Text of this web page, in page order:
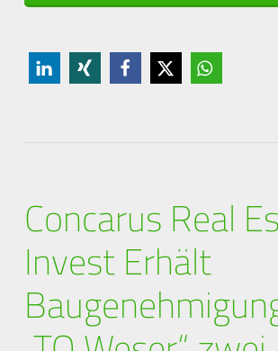
Concarus Real
Invest Erhält